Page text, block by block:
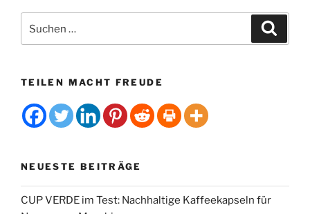
beste
Spezialitätencafés“
nach:
TEILEN MACHT FREUDE
NEUESTE BEITRÄGE
CUP VERDE im Test: Nachhaltige Kaffeekapseln für